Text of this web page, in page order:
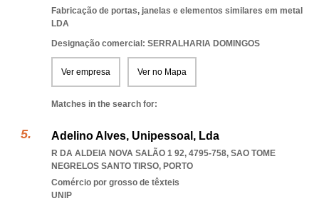
Fabricação de portas, janelas e elementos similares em metal
LDA
Designação comercial: SERRALHARIA DOMINGOS
Ver empresa Ver no Mapa
Matches in the search for:
Adelino Alves, Unipessoal, Lda
R DA ALDEIA NOVA SALÃO 1 92, 4795-758, SAO TOME
NEGRELOS SANTO TIRSO, PORTO
Comércio por grosso de têxteis
UNIP